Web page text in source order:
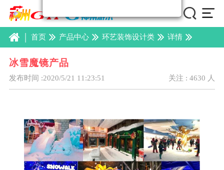
| 首页 产品中心 环艺装饰设计类 详情
冰雪魔镜产品
发布时间 :2020/5/21 11:23:51 关注 : 4630 人